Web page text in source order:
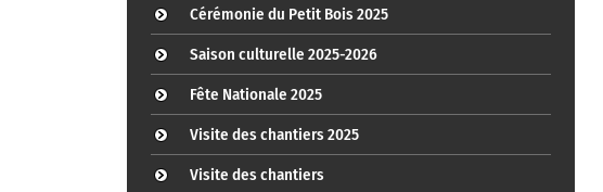
Cérémonie du Petit Bois 2025
Saison culturelle 2025-2026
Fête Nationale 2025
Visite des chantiers 2025
Visite des chantiers